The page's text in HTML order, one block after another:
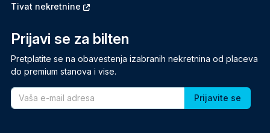
Tivat nekretnine
Prijavi se za bilten
Pretplatite se na obavestenja izabranih nekretnina od placeva
do premium stanova i vise.
Email